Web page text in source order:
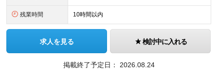
残業時間 10時間以内
求人を見る 検討中に入れる
掲載終了予定日： 2026.08.24